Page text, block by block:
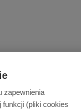
zapewnienia
funkcji (pliki cookies